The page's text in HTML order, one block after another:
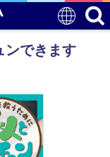
ンできます